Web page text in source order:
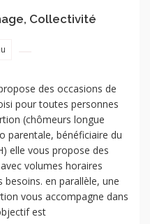
Collectivité
des occasions de
pour toutes personnes
(chômeurs longue
parentale, bénéficiaire du
elle vous propose des
volumes horaires
besoins. en parallèle, une
vous accompagne dans
est